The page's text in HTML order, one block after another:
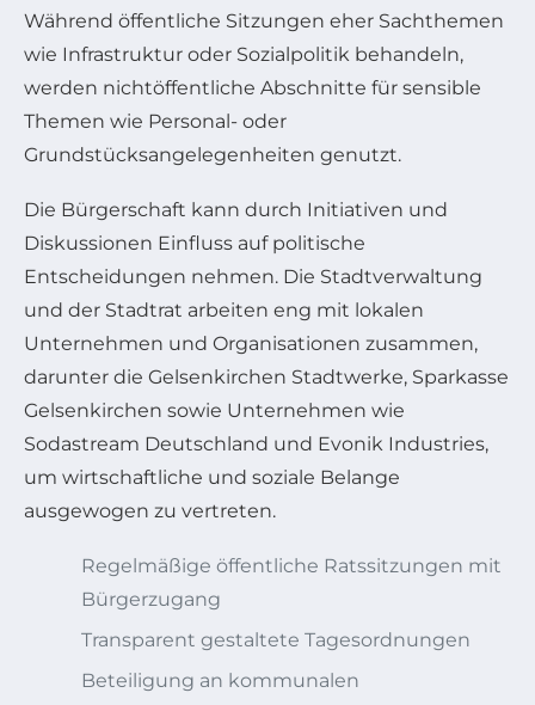
Während öffentliche Sitzungen eher Sachthemen
wie Infrastruktur oder Sozialpolitik behandeln,
werden nichtöffentliche Abschnitte für sensible
Themen wie Personal- oder
Grundstücksangelegenheiten genutzt.
Die Bürgerschaft kann durch Initiativen und
Diskussionen Einfluss auf politische
Entscheidungen nehmen. Die Stadtverwaltung
und der Stadtrat arbeiten eng mit lokalen
Unternehmen und Organisationen zusammen,
darunter die Gelsenkirchen Stadtwerke, Sparkasse
Gelsenkirchen sowie Unternehmen wie
Sodastream Deutschland und Evonik Industries,
um wirtschaftliche und soziale Belange
ausgewogen zu vertreten.
Regelmäßige öffentliche Ratssitzungen mit
Bürgerzugang
Transparent gestaltete Tagesordnungen
Beteiligung an kommunalen